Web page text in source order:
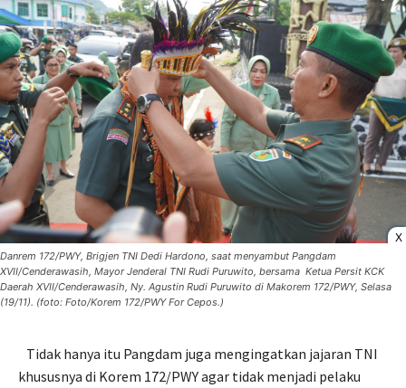
X
Danrem 172/PWY, Brigjen TNI Dedi Hardono, saat menyambut Pangdam
XVII/Cenderawasih, Mayor Jenderal TNI Rudi Puruwito, bersama Ketua Persit KCK
Daerah XVII/Cenderawasih, Ny. Agustin Rudi Puruwito di Makorem 172/PWY, Selasa
(19/11). (foto: Foto/Korem 172/PWY For Cepos.)
Tidak hanya itu Pangdam juga mengingatkan jajaran TNI
khususnya di Korem 172/PWY agar tidak menjadi pelaku